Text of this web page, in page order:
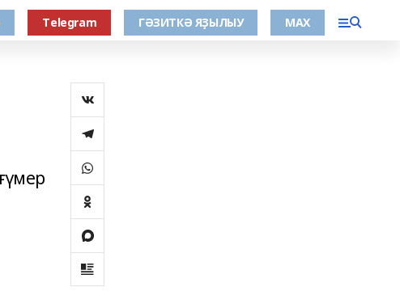
Тelegram ГӘЗИТКӘ ЯҘЫЛЫУ МАХ